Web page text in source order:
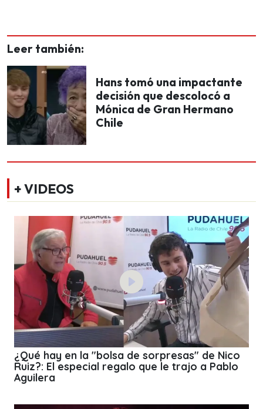
Leer también:
Hans tomó una impactante
decisión que descolocó a
Mónica de Gran Hermano
Chile
+ VIDEOS
¿Qué hay en la "bolsa de sorpresas" de Nico
Ruiz?: El especial regalo que le trajo a Pablo
Aguilera